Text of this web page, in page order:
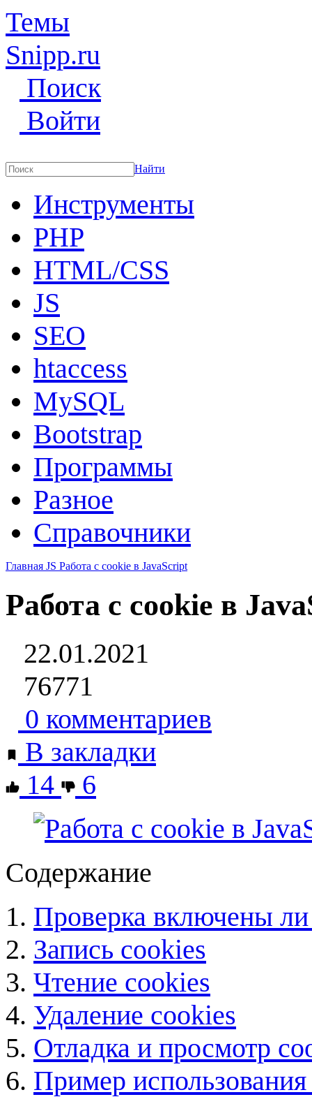
Темы
Snipp.ru
Поиск
Войти
Найти
Инструменты
PHP
HTML/CSS
JS
SEO
htaccess
MySQL
Bootstrap
Программы
Разное
Справочники
Главная JS Работа с cookie в JavaScript
Работа с cookie в
22.01.2021
76771
0 комментариев
В закладки
14
6
Содержание
Проверка включены ли
Запись cookies
Чтение cookies
Удаление cookies
Отладка и просмотр
Пример